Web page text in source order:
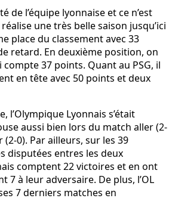
de l’équipe lyonnaise et ce n’est
une très belle saison jusqu’ici
place du classement avec 33
retard. En deuxième position, on
compte 37 points. Quant au PSG, il
en tête avec 50 points et deux
l’Olympique Lyonnais s’était
aussi bien lors du match aller (2-
0). Par ailleurs, sur les 39
disputées entres les deux
comptent 22 victoires et en ont
7 à leur adversaire. De plus, l’OL
7 derniers matches en